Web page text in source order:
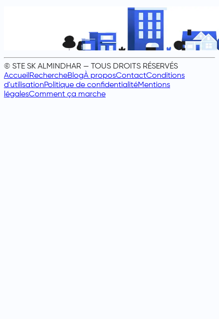
© STE SK ALMINDHAR — TOUS DROITS RÉSERVÉS
AccueilRechercheBlogÀ proposContactConditions
d'utilisationPolitique de confidentialitéMentions
légalesComment ça marche